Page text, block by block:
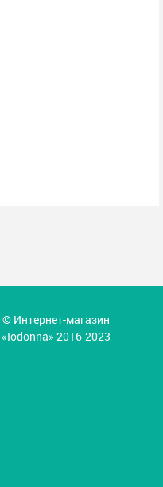
© Интернет-магазин
«Iodonna» 2016-2023